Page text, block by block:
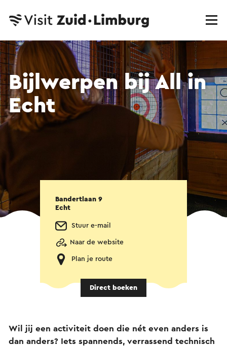
Bijlwerpen bij All in
Echt
Bandertlaan 9
Echt
Stuur e-mail
Naar de website
Plan je route
Direct boeken
Wil jij een activiteit doen die nét even anders is
dan anders? Iets spannends, verrassend technisch